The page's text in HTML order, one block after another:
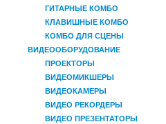
ГИТАРНЫЕ КОМБО
КЛАВИШНЫЕ КОМБО
КОМБО ДЛЯ СЦЕНЫ
ВИДЕООБОРУДОВАНИЕ
ПРОЕКТОРЫ
ВИДЕОМИКШЕРЫ
ВИДЕОКАМЕРЫ
ВИДЕО РЕКОРДЕРЫ
ВИДЕО ПРЕЗЕНТАТОРЫ